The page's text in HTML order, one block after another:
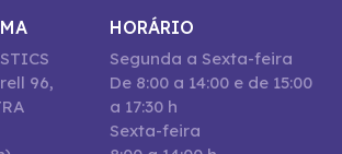
96,
HORÁRIO
Segunda a Sexta-feira
De 8:00 a 14:00 e de 15:00
a 17:30 h
Sexta-feira